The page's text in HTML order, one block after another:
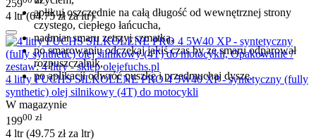
aplikuj oszczędnie na całą długość od wewnętrznej strony
czystego, ciepłego łańcucha,
nadmiar smaru zetrzyj szmatką,
po smarowaniu odczekaj jakiś czas by ze smaru odparował
rozpuszczalnik,
po aplikacji odwróć puszkę i przedmuchaj dyszę.
259
4 ltr (64.75złza ltr)
4 litry FUCHS SILKOLENE PRO 4 5W40 XP - syntetyczny (fully
synthetic) olej silnikowy (4T) do motocykli
W magazynie
19900 zł
4 ltr (49.75 złza ltr)